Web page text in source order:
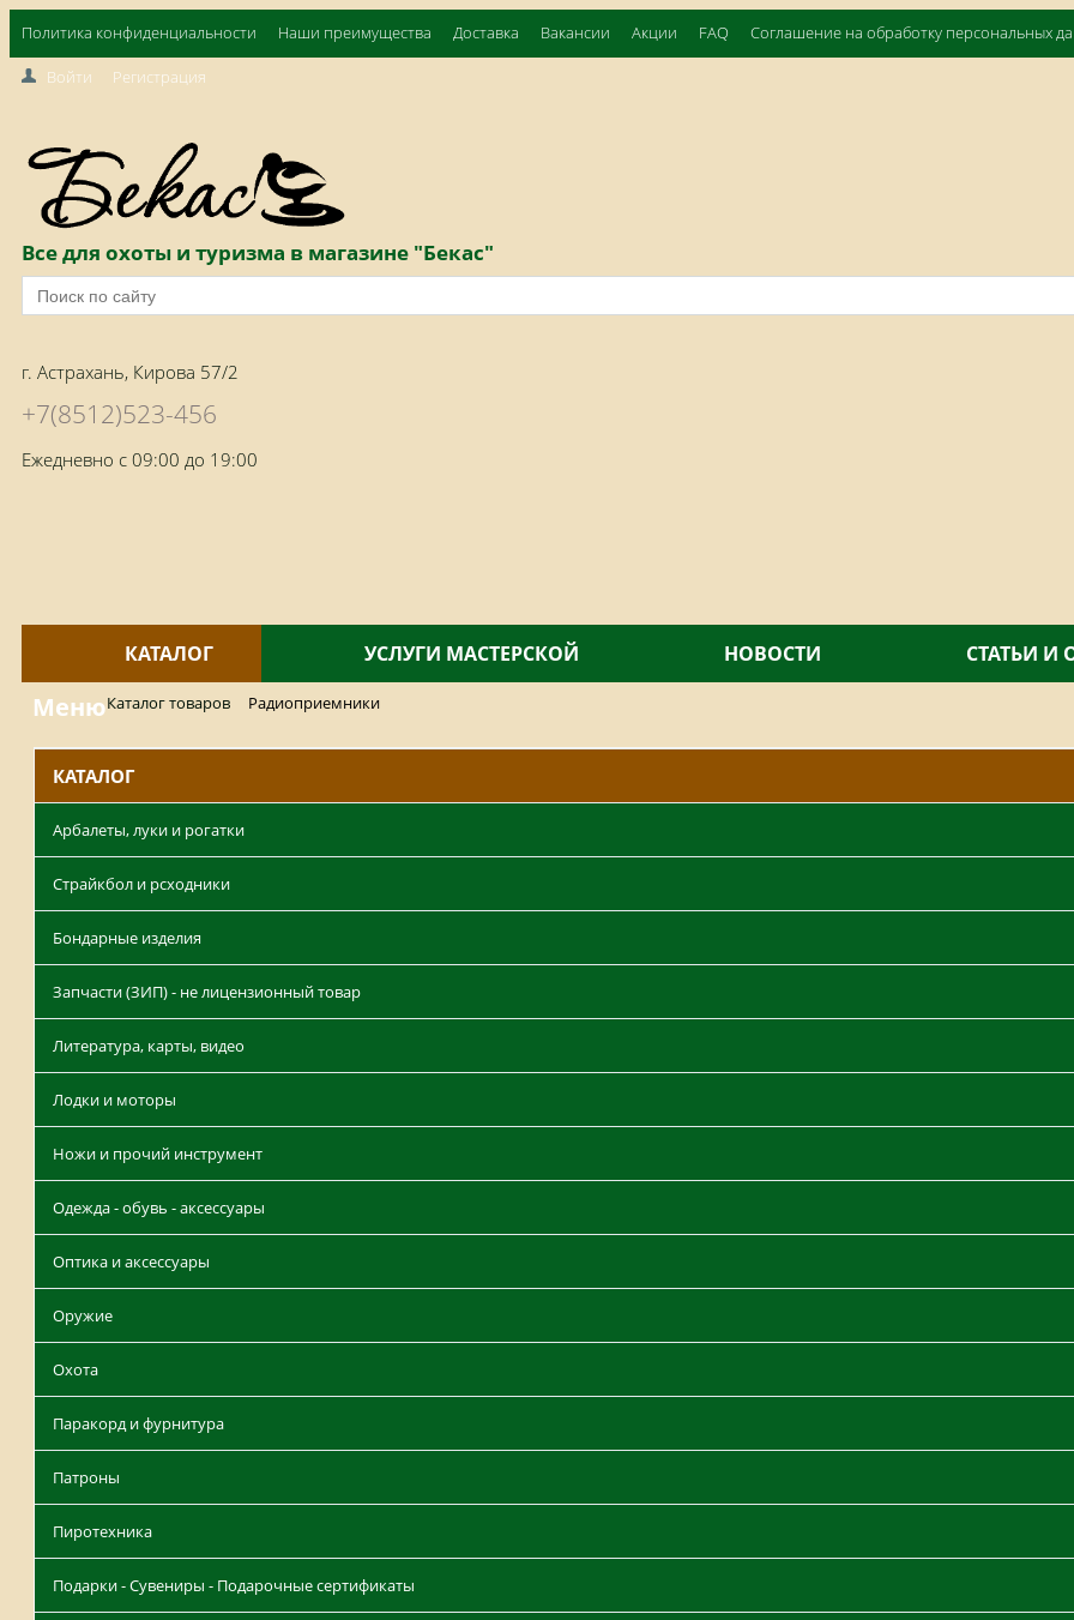
Политика конфиденциальности Наши преимущества Доставка Вакансии Акции FAQ Соглашение на обработку персональных
Войти Регистрация
Все для охоты и туризма в магазине "Бекас"
г. Астрахань, Кирова 57/2
+7(8512)523-456
Ежедневно с 09:00 до 19:00
КАТАЛОГ УСЛУГИ МАСТЕРСКОЙ НОВОСТИ СТАТЬИ И
МенюКаталог товаров Радиоприемники
КАТАЛОГ
Арбалеты, луки и рогатки
Страйкбол и рсходники
Бондарные изделия
Запчасти (ЗИП) - не лицензионный товар
Литература, карты, видео
Лодки и моторы
Ножи и прочий инструмент
Одежда - обувь - аксессуары
Оптика и аксессуары
Оружие
Охота
Паракорд и фурнитура
Патроны
Пиротехника
Подарки - Сувениры - Подарочные сертификаты